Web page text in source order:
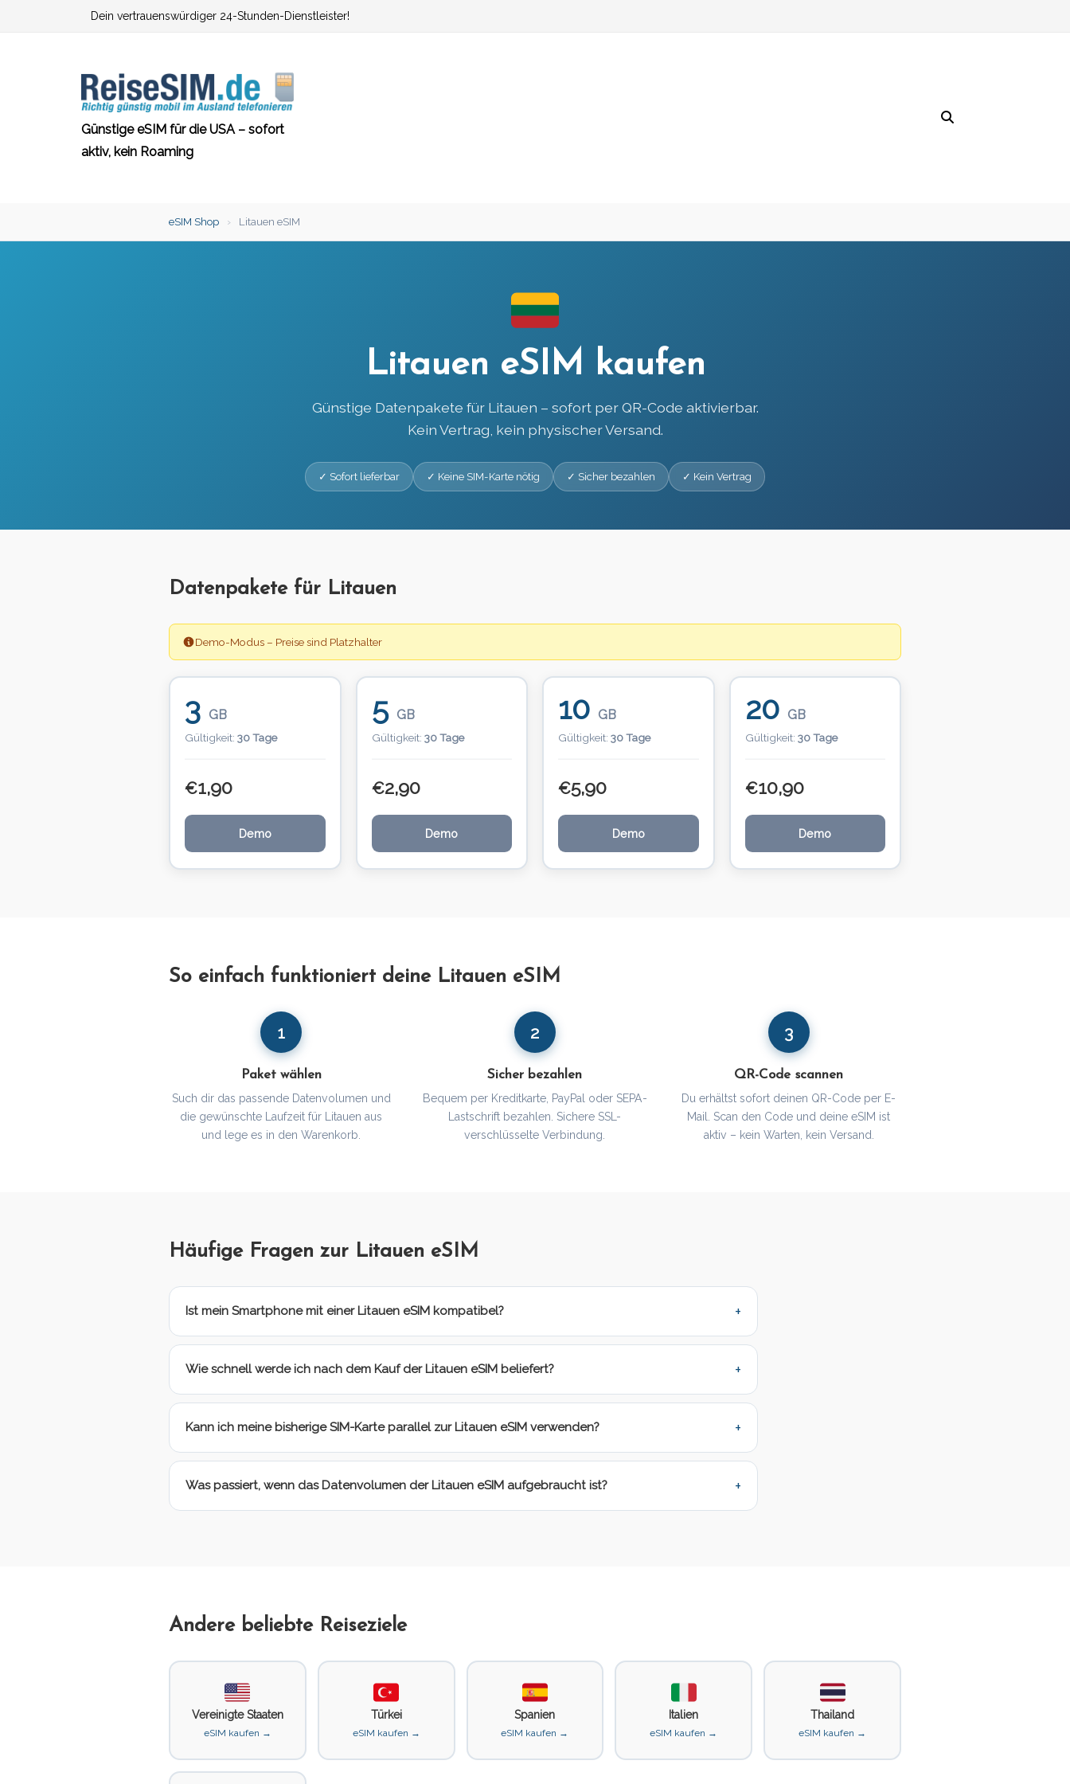
Dein vertrauenswürdiger 24-Stunden-Dienstleister!
Günstige eSIM für die USA – sofort
aktiv, kein Roaming
eSIM Shop › Litauen eSIM
Litauen eSIM kaufen
Günstige Datenpakete für Litauen – sofort per QR-Code aktivierbar.
Kein Vertrag, kein physischer Versand.
✓ Sofort lieferbar ✓ Keine SIM-Karte nötig ✓ Sicher bezahlen ✓ Kein Vertrag
Datenpakete für Litauen
Demo-Modus – Preise sind Platzhalter
3 GB
Gültigkeit: 30 Tage
€1,90
Demo
5 GB
Gültigkeit: 30 Tage
€2,90
Demo
10 GB
Gültigkeit: 30 Tage
€5,90
Demo
20 GB
Gültigkeit: 30 Tage
€10,90
Demo
So einfach funktioniert deine Litauen eSIM
1
Paket wählen
Such dir das passende Datenvolumen und
die gewünschte Laufzeit für Litauen aus
und lege es in den Warenkorb.
2
Sicher bezahlen
Bequem per Kreditkarte, PayPal oder SEPA-
Lastschrift bezahlen. Sichere SSL-
verschlüsselte Verbindung.
3
QR-Code scannen
Du erhältst sofort deinen QR-Code per E-
Mail. Scan den Code und deine eSIM ist
aktiv – kein Warten, kein Versand.
Häufige Fragen zur Litauen eSIM
Ist mein Smartphone mit einer Litauen eSIM kompatibel?
Wie schnell werde ich nach dem Kauf der Litauen eSIM beliefert?
Kann ich meine bisherige SIM-Karte parallel zur Litauen eSIM verwenden?
Was passiert, wenn das Datenvolumen der Litauen eSIM aufgebraucht ist?
Andere beliebte Reiseziele
Vereinigte Staaten
eSIM kaufen →
Türkei
eSIM kaufen →
Spanien
eSIM kaufen →
Italien
eSIM kaufen →
Thailand
eSIM kaufen →